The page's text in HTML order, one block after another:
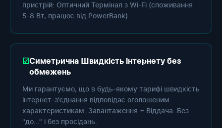
пристрій: Оптичний Термінал з Wi-Fi (споживання
5-8 Вт, працює від PowerBank).
Симетрична Швидкість Інтернету без
обмежень
Ми гарантуємо, що в будь-якому тарифі швидкість
інтернет-з'єднання відповідає оголошеним
характеристикам. Завантаження = Віддача. Без
"до..." і без просідань.